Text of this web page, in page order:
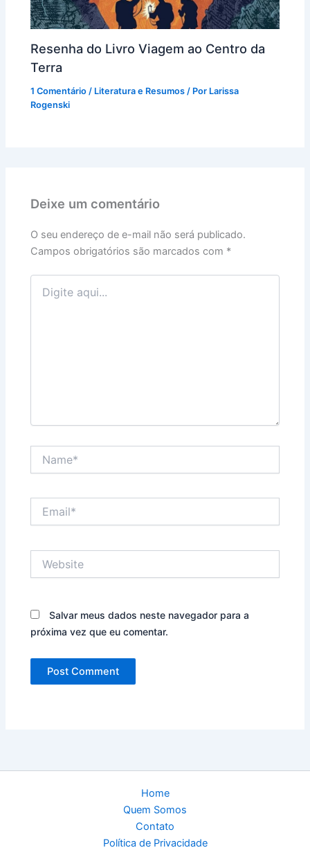
Resenha do Livro Viagem ao Centro da
Terra
1 Comentário / Literatura e Resumos / Por Larissa
Rogenski
Deixe um comentário
O seu endereço de e-mail não será publicado.
Campos obrigatórios são marcados com *
Digite
aqui...
Salvar meus dados neste navegador para a
próxima vez que eu comentar.
Home
Quem Somos
Contato
Política de Privacidade